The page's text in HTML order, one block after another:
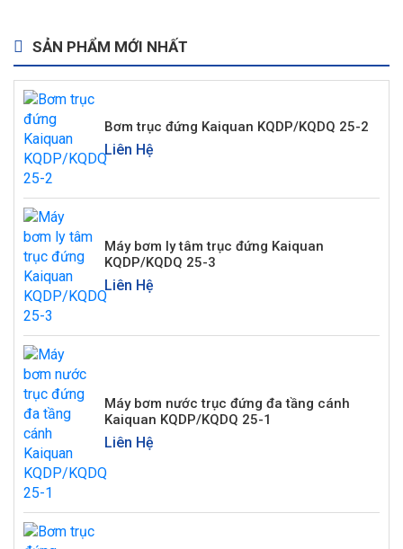
SẢN PHẨM MỚI NHẤT
Bơm trục đứng Kaiquan KQDP/KQDQ 25-2
Liên Hệ
Máy bơm ly tâm trục đứng Kaiquan
KQDP/KQDQ 25-3
Liên Hệ
Máy bơm nước trục đứng đa tầng cánh
Kaiquan KQDP/KQDQ 25-1
Liên Hệ